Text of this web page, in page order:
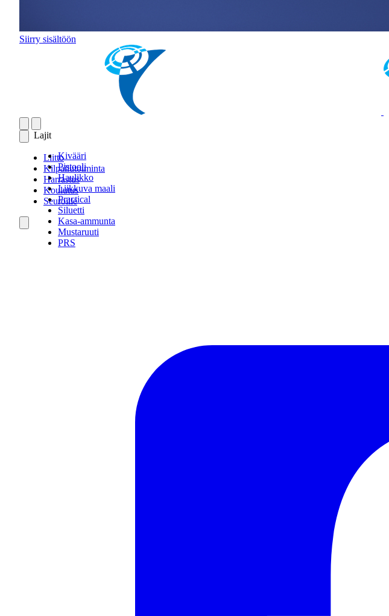
Siirry sisältöön
Lajit
Kivääri
Pistooli
Haulikko
Liikkuva maali
Practical
Siluetti
Kasa-ammunta
Mustaruuti
PRS
Liitto
Kilpailutoiminta
Harrastus
Koulutus
Seuroille